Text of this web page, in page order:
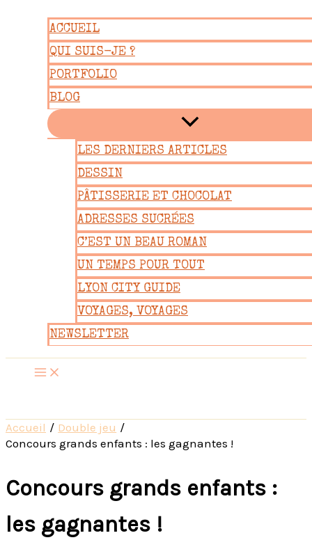
contenu
ACCUEIL
QUI SUIS-JE ?
PORTFOLIO
BLOG
LES DERNIERS ARTICLES
DESSIN
PÂTISSERIE ET CHOCOLAT
ADRESSES SUCRÉES
C’EST UN BEAU ROMAN
UN TEMPS POUR TOUT
LYON CITY GUIDE
VOYAGES, VOYAGES
NEWSLETTER
Accueil
Double jeu
Concours grands enfants : les gagnantes !
Concours grands enfants :
les gagnantes !